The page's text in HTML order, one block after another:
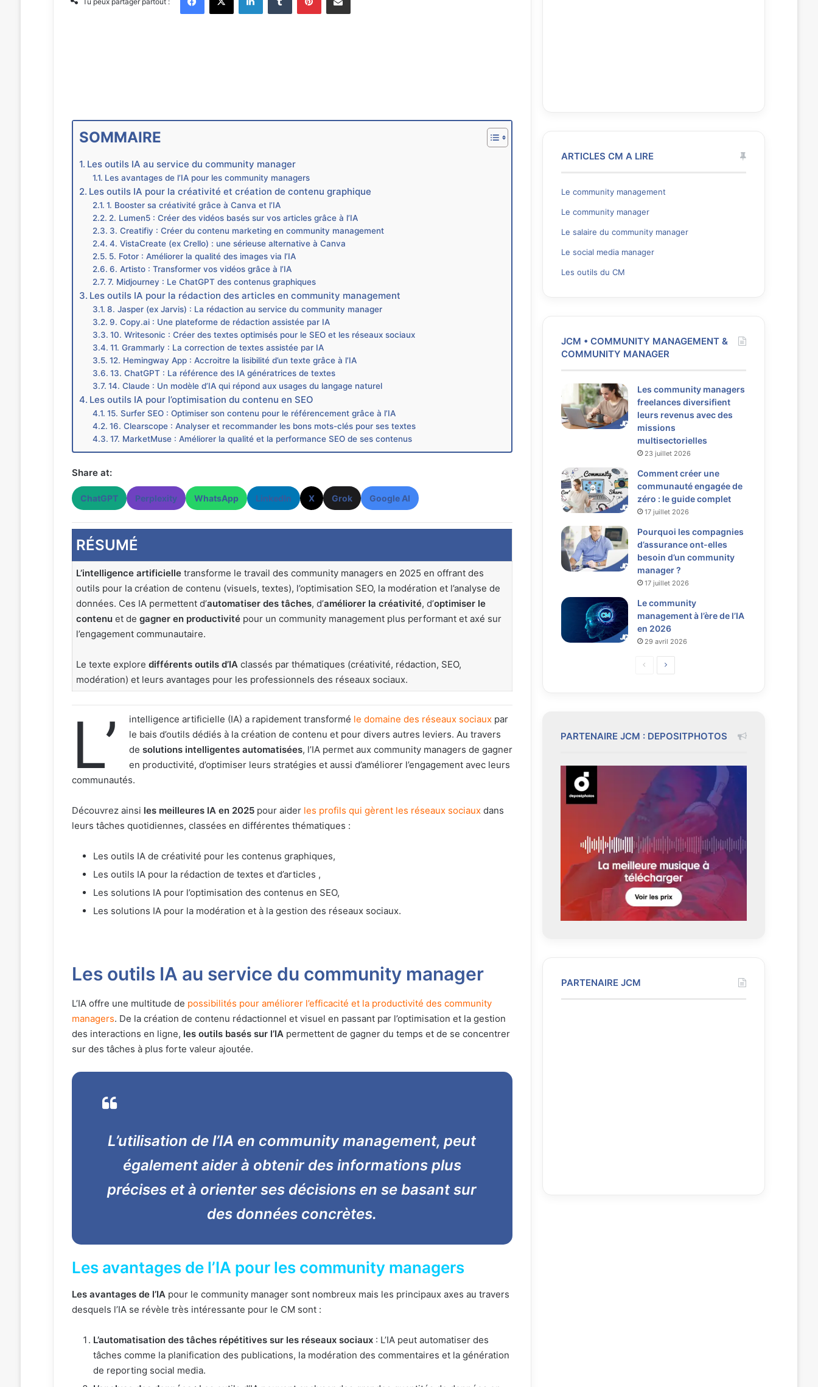
SOMMAIRE
Les outils IA au service du community manager
Les avantages de l’IA pour les community managers
Les outils IA pour la créativité et création de contenu graphique
1. Booster sa créativité grâce à Canva et l’IA
2. Lumen5 : Créer des vidéos basés sur vos articles grâce à l’IA
3. Creatifiy : Créer du contenu marketing en community management
4. VistaCreate (ex Crello) : une sérieuse alternative à Canva
5. Fotor : Améliorer la qualité des images via l’IA
6. Artisto : Transformer vos vidéos grâce à l’IA
7. Midjourney : Le ChatGPT des contenus graphiques
Les outils IA pour la rédaction des articles en community management
8. Jasper (ex Jarvis) : La rédaction au service du community manager
9. Copy.ai : Une plateforme de rédaction assistée par IA
10. Writesonic : Créer des textes optimisés pour le SEO et les réseaux sociaux
11. Grammarly : La correction de textes assistée par IA
12. Hemingway App : Accroitre la lisibilité d’un texte grâce à l’IA
13. ChatGPT : La référence des IA génératrices de textes
14. Claude : Un modèle d’IA qui répond aux usages du langage naturel
Les outils IA pour l’optimisation du contenu en SEO
15. Surfer SEO : Optimiser son contenu pour le référencement grâce à l’IA
16. Clearscope : Analyser et recommander les bons mots-clés pour ses textes
17. MarketMuse : Améliorer la qualité et la performance SEO de ses contenus
Share at:
ChatGPT Perplexity WhatsApp LinkedIn X Grok Google AI
RÉSUMÉ
L’intelligence artificielletransforme le travail des community managers en 2025 en offrant des
outils pour la création de contenu (visuels, textes), l’optimisation SEO, la modération et l’analyse de
données. Ces IA permettent d’automatiser des tâches, d’améliorer la créativité, d’optimiser le
contenuet de gagner en productivitépour un community management plus performant et axé sur
l’engagement communautaire.
Le texte explore différents outils d’IA classés par thématiques (créativité, rédaction, SEO,
modération) et leurs avantages pour les professionnels des réseaux sociaux.
L’ intelligence artificielle (IA) a rapidement transformé le domaine des réseaux sociauxpar
le bais d’outils dédiés à la création de contenu et pour divers autres leviers. Au travers
de solutions intelligentes automatisées, l’IA permet aux community managers de gagner
en productivité, d’optimiser leurs stratégies et aussi d’améliorer l’engagement avec leurs
communautés.
Découvrez ainsi les meilleures IA en 2025 pour aider les profils qui gèrentles réseaux sociauxdans
leurs tâches quotidiennes, classées en différentes thématiques :
Les outils IA de créativité pour les contenus graphiques,
Les outils IA pour la rédaction de textes et d’articles ,
Les solutions IA pour l’optimisation des contenus en SEO,
Les solutions IA pour la modération et à la gestion des réseaux sociaux.
Les outils IA au service du community manager
L’IA offre une multitude de possibilités pour améliorer l’efficacité et la productivité des community
managers. De la création de contenu rédactionnel et visuel en passant par l’optimisation et la gestion
des interactions en ligne, les outils basés sur l’IApermettent de gagner du temps et de se concentrer
sur des tâches à plus forte valeur ajoutée.
L’utilisation de l’IA en community management, peut
également aider à obtenir des informations plus
précises et à orienter ses décisions en se basant sur
des données concrètes.
Les avantages de l’IA pour les community managers
Les avantages de l’IApour le community manager sont nombreux mais les principaux axes au travers
desquels l’IA se révèle très intéressante pour le CM sont :
L’automatisation des tâches répétitives sur les réseaux sociaux: L’IA peut automatiser des
tâches comme la planification des publications, la modération des commentaires et la génération
de reporting social media.
ARTICLES CM A LIRE
Le community management
Le community manager
Le salaire du community manager
Le social media manager
Les outils du CM
JCM • COMMUNITY MANAGEMENT &
COMMUNITY MANAGER
Les community managers
freelances diversifient
leurs revenus avec des
missions
multisectorielles
23 juillet 2026
Comment créer une
communauté engagée de
zéro : le guide complet
17 juillet 2026
Pourquoi les compagnies
d’assurance ont-elles
besoin d’un community
manager ?
17 juillet 2026
Le community
management à l’ère de l’IA
en 2026
29 avril 2026
p
é
c
e
n
t
e
P
s
i
a
t
e
PARTENAIRE JCM : DEPOSITPHOTOS
PARTENAIRE JCM